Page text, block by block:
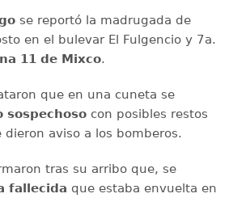
se reportó la madrugada de
en el bulevar El Fulgencio y 7a.
11 de Mixco.
que en una cuneta se
sospechosocon posibles restos
aviso a los bomberos.
tras su arribo que, se
fallecida que estaba envuelta en